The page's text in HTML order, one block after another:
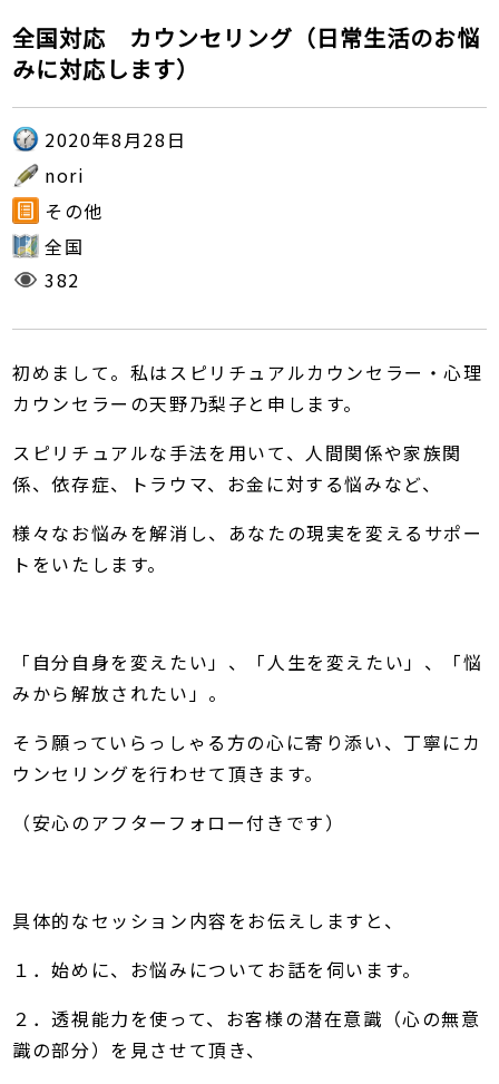
全国対応 カウンセリング（日常生活のお悩
みに対応します）
2020年8月28日
nori
その他
全国
382
初めまして。私はスピリチュアルカウンセラー・心理
カウンセラーの天野乃梨子と申します。
スピリチュアルな手法を用いて、人間関係や家族関
係、依存症、トラウマ、お金に対する悩みなど、
様々なお悩みを解消し、あなたの現実を変えるサポー
トをいたします。
「自分自身を変えたい」、「人生を変えたい」、「悩
みから解放されたい」。
そう願っていらっしゃる方の心に寄り添い、丁寧にカ
ウンセリングを行わせて頂きます。
（安心のアフターフォロー付きです）
具体的なセッション内容をお伝えしますと、
１．始めに、お悩みについてお話を伺います。
２．透視能力を使って、お客様の潜在意識（心の無意
識の部分）を見させて頂き、